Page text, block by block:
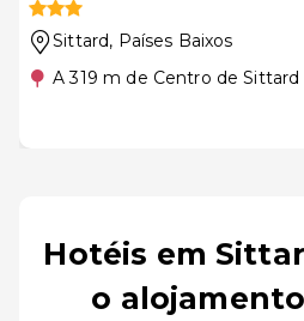
Sittard, Países Baixos
A 319 m de Centro de Sittard
Hotéis em
o